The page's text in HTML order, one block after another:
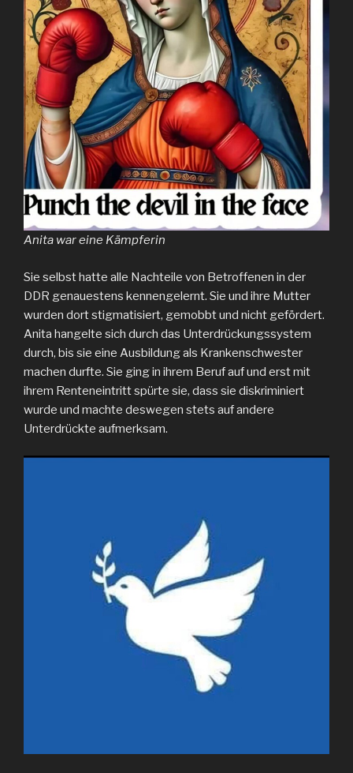
Anita war eine Kämpferin
Sie selbst hatte alle Nachteile von Betroffenen in der
DDR genauestens kennengelernt. Sie und ihre Mutter
wurden dort stigmatisiert, gemobbt und nicht gefördert.
Anita hangelte sich durch das Unterdrückungssystem
durch, bis sie eine Ausbildung als Krankenschwester
machen durfte. Sie ging in ihrem Beruf auf und erst mit
ihrem Renteneintritt spürte sie, dass sie diskriminiert
wurde und machte deswegen stets auf andere
Unterdrückte aufmerksam.